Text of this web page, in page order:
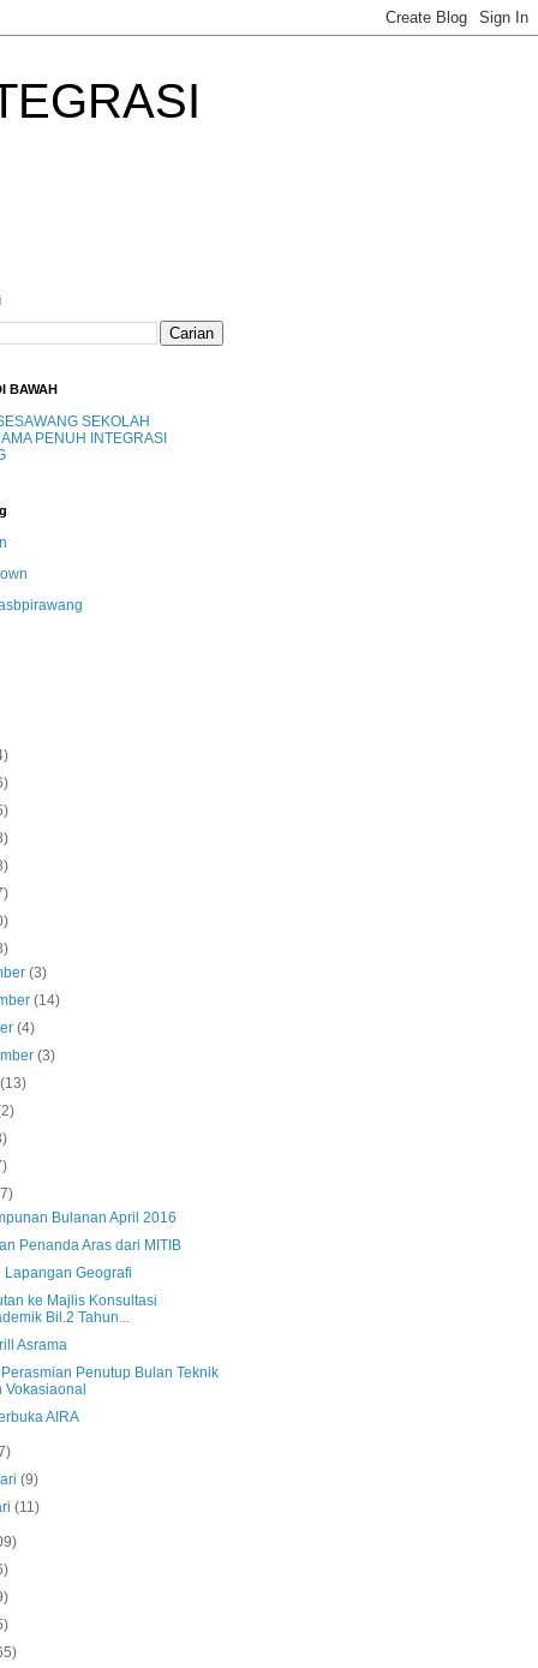
BAWAH
SEKOLAH
PENUH INTEGRASI
(3)
(14)
(4)
(3)
(13)
Bulanan April 2016
Penanda Aras dari MITIB
Lapangan Geografi
ke Majlis Konsultasi
Bil.2 Tahun...
Asrama
Penutup Bulan Teknik
Vokasiaonal
AIRA
(9)
(11)